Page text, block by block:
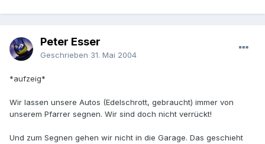
Peter Esser
Geschrieben 31. Mai 2004
*aufzeig*
Wir lassen unsere Autos (Edelschrott, gebraucht) immer von
unserem Pfarrer segnen. Wir sind doch nicht verrückt!
Und zum Segnen gehen wir nicht in die Garage. Das geschieht